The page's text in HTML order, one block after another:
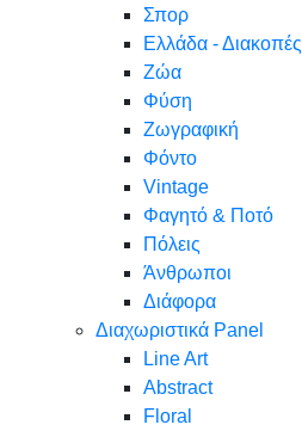
Σπορ
Ελλάδα - Διακοπές
Ζώα
Φύση
Ζωγραφική
Φόντο
Vintage
Φαγητό & Ποτό
Πόλεις
Άνθρωποι
Διάφορα
Διαχωριστικά Panel
Line Art
Abstract
Floral